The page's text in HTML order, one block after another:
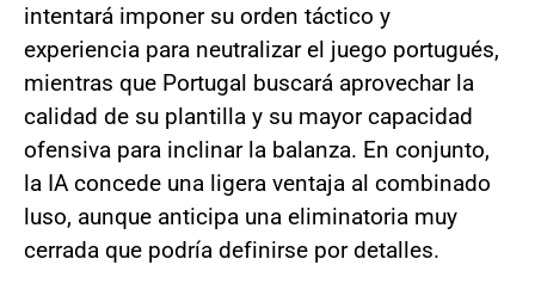
intentará imponer su orden táctico y
experiencia para neutralizar el juego portugués,
mientras que Portugal buscará aprovechar la
calidad de su plantilla y su mayor capacidad
ofensiva para inclinar la balanza. En conjunto,
la IA concede una ligera ventaja al combinado
luso, aunque anticipa una eliminatoria muy
cerrada que podría definirse por detalles.